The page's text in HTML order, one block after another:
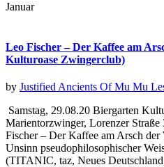
Januar
Leo Fischer – Der Kaffee am
Kulturoase Zwingerclub)
by Justified Ancients Of Mu Mu
Samstag, 29.08.20 Biergarten
Marientorzwinger, Lorenzer
Fischer – Der Kaffee am Arsch
Unsinn pseudophilosophischer
(TITANIC, taz, Neues